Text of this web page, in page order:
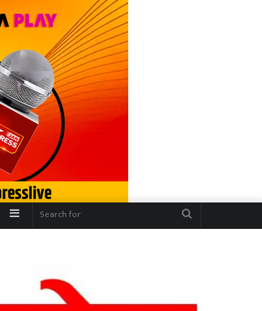
Sidebar
Random